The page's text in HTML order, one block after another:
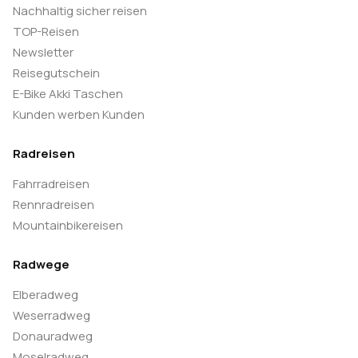
Nachhaltig sicher reisen
TOP-Reisen
Newsletter
Reisegutschein
E-Bike Akki Taschen
Kunden werben Kunden
Radreisen
Fahrradreisen
Rennradreisen
Mountainbikereisen
Radwege
Elberadweg
Weserradweg
Donauradweg